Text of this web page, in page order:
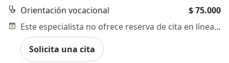
Orientación vocacional
$ 75.000
Este especialista no ofrece reserva de cita en línea en esta dirección.
Solicita una cita